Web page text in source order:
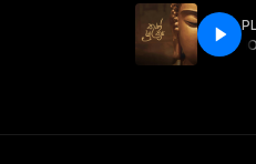
seth-pirith-pirith_SIRILAKA RADIO